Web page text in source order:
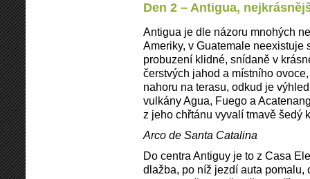
Den 2 – Antigua,
Antigua je dle názoru mnohých
Ameriky, v Guatemale neexistuje
probuzení klidné, snídaně v
čerstvých jahod a místního
nahoru na terasu, odkud je
vulkány Agua, Fuego a
z jeho chřtánu vyvalí tmavě šedý
Arco de Santa Catalina
Do centra Antiguy je to z Casa
dlažba, po níž jezdí auta pomalu,